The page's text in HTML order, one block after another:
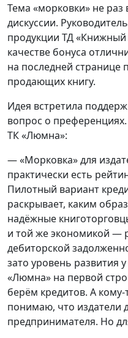
Тема «морковки» не раз
дискуссии.
продукции ТД «Книжный
качестве бонуса
на последней странице
продающих книгу.
Идея встретила
вопрос о преференциях.
ТК «Люмна»:
— «Морковка» для
практически есть
Пилотный вариант
раскрывает, каким
надёжные
и той же экономикой —
дебиторской
зато уровень развития
«Люмна» на первой
берём кредитов. А
понимаю, что издатели
предпринимателя. Но